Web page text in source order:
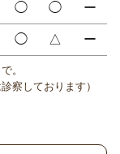
◯ ◯ ー
◯ △ ー
。
察しております）